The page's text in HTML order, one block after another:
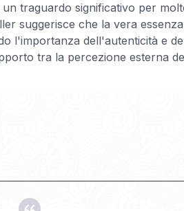
traguardo significativo per
suggerisce che la vera
l'importanza dell'autenticità e
tra la percezione esterna